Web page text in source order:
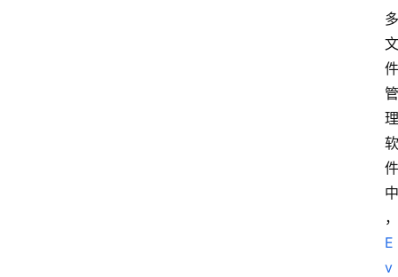
多
文
件
管
理
软
件
中
，
E
v